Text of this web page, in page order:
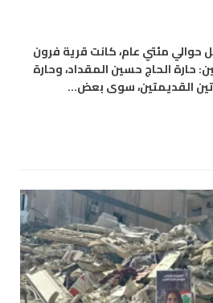
مئتي عام، كانت قرية فرون
حارة الحاج حسين المقداد، وحارة
القديمتين، سوى بعض…